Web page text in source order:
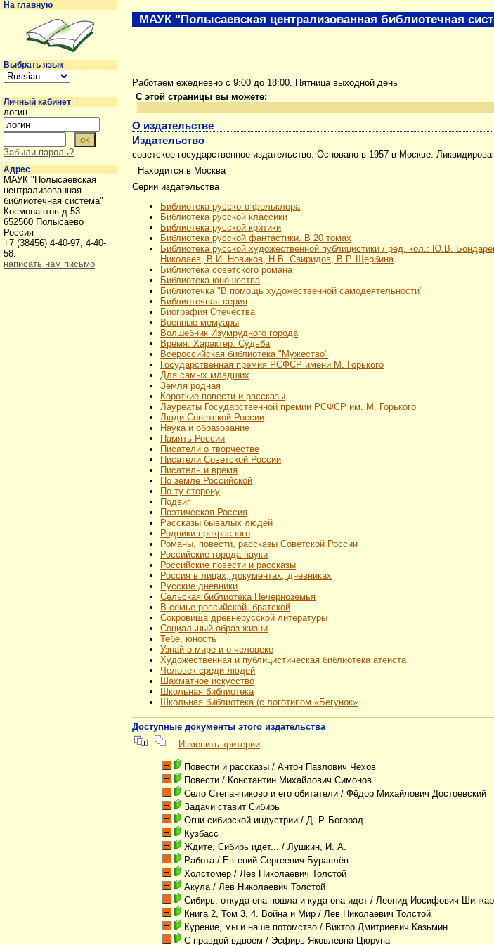
Работаем ежедневно с 9:00 до 18:00. Пятница выходной день
С этой страницы вы можете:
О издательстве
Издательство
советское государственное издательство. Основано в 1957 в Москве.
Находится в Москва
Серии издательства
Библиотека русского фольклора
Библиотека русской классики
Библиотека русской критики
Библиотека русской фантастики. В 20 томах
Библиотека русской художественной публицистики / ред. кол.: Ю.В.
Николаев, В.И. Новиков, Н.В. Свиридов, В.Р. Щербина
Библиотека советского романа
Библиотека юношества
Библиотечка "В помощь художественной самодеятельности"
Библиотечная серия
Биография Отечества
Военные мемуары
Волшебник Изумрудного города
Время. Характер. Судьба
Всероссийская библиотека "Мужество"
Государственная премия РСФСР имени М. Горького
Для самых младших
Земля родная
Короткие повести и рассказы
Лауреаты Государственной премии РСФСР им. М. Горького
Люди Советской России
Наука и образование
Память России
Писатели о творчестве
Писатели Советской России
Писатель и время
По земле Российской
По ту сторону
Подвиг
Поэтическая Россия
Рассказы бывалых людей
Родники прекрасного
Романы, повести, рассказы Советской России
Российские города науки
Российские повести и рассказы
Россия в лицах, документах, дневниках
Русские дневники
Сельская библиотека Нечерноземья
В семье российской, братской
Сокровища древнерусской литературы
Социальный образ жизни
Тебе, юность
Узнай о мире и о человеке
Художественная и публицистическая библиотека атеиста
Человек среди людей
Шахматное искусство
Школьная библиотека
Школьная библиотека (с логотипом «Бегунок»
Доступные документы этого издательства
Изменить критерии
Повести и рассказы / Антон Павлович Чехов
Повести / Константин Михайлович Симонов
Село Степанчиково и его обитатели / Фёдор Михайлович Достоевский
Задачи ставит Сибирь
Огни сибирской индустрии / Д. Р. Богорад
Кузбасс
Ждите, Сибирь идет...
/ Лушкин, И. А.
Работа / Евгений Сергеевич Буравлёв
Холстомер / Лев Николаевич Толстой
Акула / Лев Николаевич Толстой
Сибирь: откуда она пошла и куда она идет / Леонид Иосифович
Книга 2, Том 3, 4. Война и Мир / Лев Николаевич Толстой
Курение, мы и наше потомство / Виктор Дмитриевич Казьмин
С правдой вдвоем / Эсфирь Яковлевна Цюрупа
МАУК "Полысаевская централизованная библиотечная
На главную
Выбрать язык
Личный кабинет
логин
Забыли пароль?
Адрес
МАУК "Полысаевская
централизованная
библиотечная система"
Космонавтов д.53
652560 Полысаево
Россия
+7 (38456) 4-40-97, 4-40-
58.
написать нам письмо